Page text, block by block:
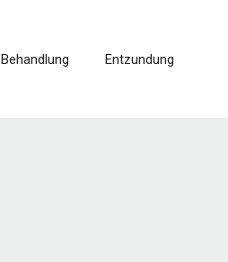
Behandlung Entzundung